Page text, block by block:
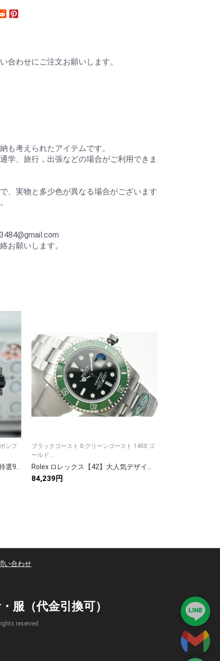
合わせにご注文お願いします。
考えられたアイテムです。
学、旅行，出張などの場合がご利用できま
、実物と多少色が異なる場合がございます
お願いします。
ンフ
ブラックゴースト 0 グリーンゴースト 1450 ゴ
ールド ...
84,239円
い合わせ
服（代金引換可）
reserved.